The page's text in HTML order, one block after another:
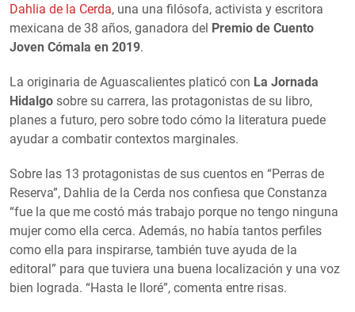
Dahlia de la Cerda, una una filósofa, activista y escritora
mexicana de 38 años, ganadora del Premio de Cuento
Joven Cómala en 2019.
La originaria de Aguascalientes platicó con La Jornada
Hidalgo sobre su carrera, las protagonistas de su libro,
planes a futuro, pero sobre todo cómo la literatura puede
ayudar a combatir contextos marginales.
Sobre las 13 protagonistas de sus cuentos en “Perras de
Reserva”, Dahlia de la Cerda nos confiesa que Constanza
“fue la que me costó más trabajo porque no tengo ninguna
mujer como ella cerca. Además, no había tantos perfiles
como ella para inspirarse, también tuve ayuda de la
editoral” para que tuviera una buena localización y una voz
bien lograda. “Hasta le lloré”, comenta entre risas.